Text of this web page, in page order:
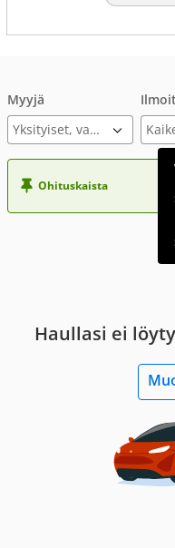
Myyjä
Yksityiset, varmennettu ilmoitus
Ohituskaista
Haullasi ei